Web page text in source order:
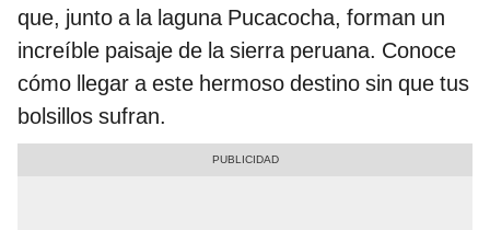
que, junto a la laguna Pucacocha, forman un
increíble paisaje de la sierra peruana. Conoce
cómo llegar a este hermoso destino sin que tus
bolsillos sufran.